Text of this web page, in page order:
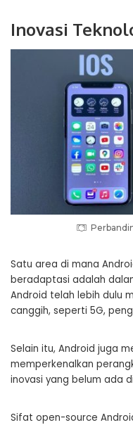
Inovasi
Satu area di mana
beradaptasi adalah
Android telah lebih dulu
canggih, seperti 5G,
Selain itu, Android juga
memperkenalkan
inovasi yang belum ada
Sifat open-source